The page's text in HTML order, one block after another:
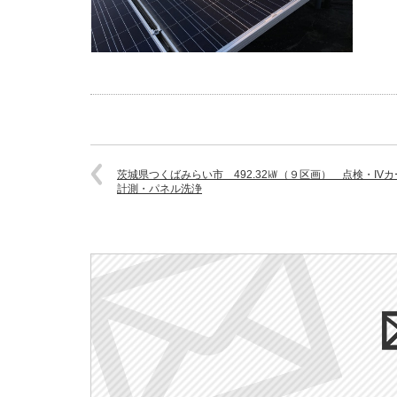
茨城県つくばみらい市 492.32㎾（９区画） 点検・IVカ
計測・パネル洗浄